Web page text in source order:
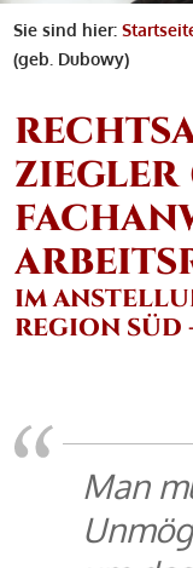
Sie sind hier:
(geb. Dubowy)
IM
REGION SÜD
Man